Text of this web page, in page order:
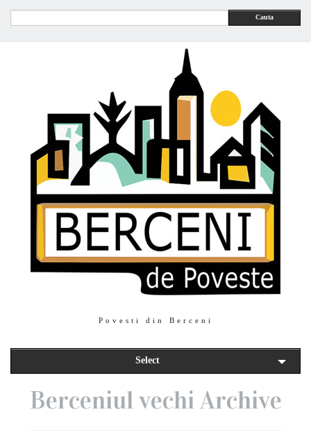
Cauta
Povesti din Berceni
Select
Berceniul vechi Archive